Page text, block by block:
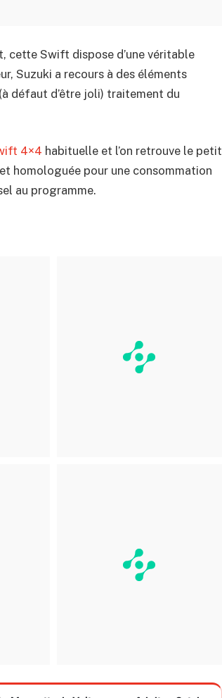
cette Swift dispose d’une véritable
Suzuki a recours à des éléments
défaut d’être joli) traitement du
4×4 habituelle et l’on retrouve le petit
homologuée pour une consommation
au programme.